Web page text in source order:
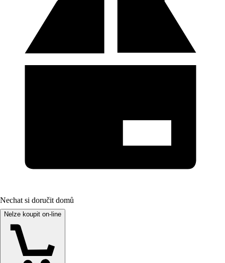
Nechat si doručit domů
Nelze koupit on-line